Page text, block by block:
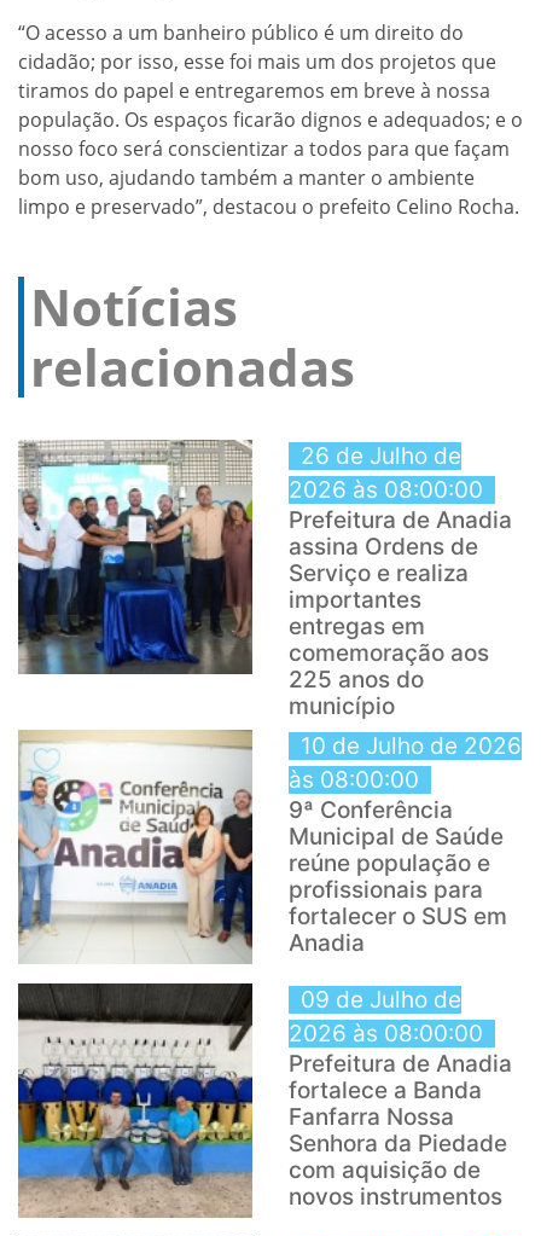
“O acesso a um banheiro público é um direito do
cidadão; por isso, esse foi mais um dos projetos que
tiramos do papel e entregaremos em breve à nossa
população. Os espaços ficarão dignos e adequados; e o
nosso foco será conscientizar a todos para que façam
bom uso, ajudando também a manter o ambiente
limpo e preservado”, destacou o prefeito Celino Rocha.
Notícias
relacionadas
26 de Julho de
2026 às 08:00:00
Prefeitura de Anadia
assina Ordens de
Serviço e realiza
importantes
entregas em
comemoração aos
225 anos do
município
10 de Julho de 2026
às 08:00:00
9ª Conferência
Municipal de Saúde
reúne população e
profissionais para
fortalecer o SUS em
Anadia
09 de Julho de
2026 às 08:00:00
Prefeitura de Anadia
fortalece a Banda
Fanfarra Nossa
Senhora da Piedade
com aquisição de
novos instrumentos